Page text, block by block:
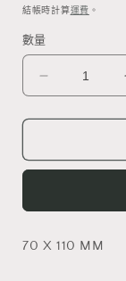
檔
案
1
價
結帳時計算運費 。
數量
Borahstudio
Photocard
Holder
數
減
70 X 110 MM